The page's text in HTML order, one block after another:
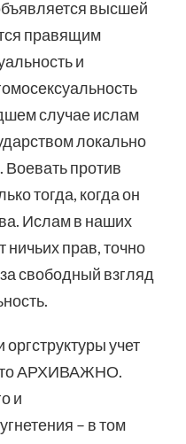
высшей
правящим
и
случае ислам
локально
Воевать против
тогда, когда он
Ислам в наших
прав, точно
свободный взгляд
учет
АРХИВАЖНО.
и
– в том